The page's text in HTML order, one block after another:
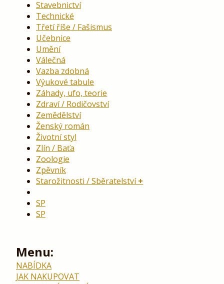
Stavebnictví
Technické
Třetí říše / Fašismus
Učebnice
Umění
Válečná
Vazba zdobná
Výukové tabule
Záhady, ufo, teorie
Zdraví / Rodičovství
Zemědělství
Ženský román
Životní styl
Zlín / Baťa
Zoologie
Zpěvník
Starožitnosti / Sběratelství
SP
SP
Menu:
NABÍDKA
JAK NAKUPOVAT